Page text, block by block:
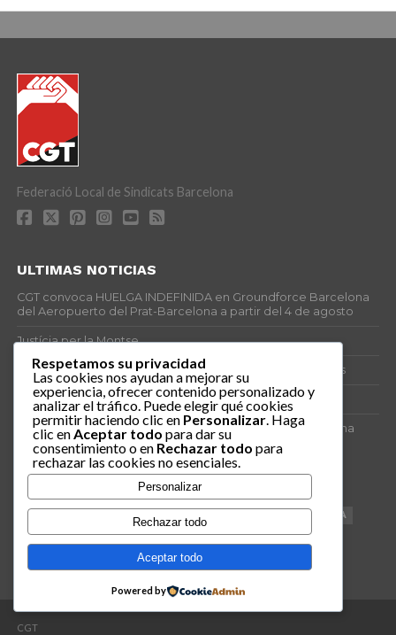
Federació Local de Sindicats Barcelona
ULTIMAS NOTICIAS
CGT convoca HUELGA INDEFINIDA en Groundforce Barcelona
del Aeropuerto del Prat-Barcelona a partir del 4 de agosto
Justícia per la Montse
25J – Día Mundial para la Prevención de los Ahogamientos
ERE encubierto en H&M Concentrix
Actes centrals 90 aniversari revolució social 1936. Programa
central i per dies. Materials de venda.
VAGA TELEMARKETING NETEJA
CONFERENCIA
DOCUMENTAL
SANITAT CATSALUT 061 ANTI-MWC
CGT
Respetamos su privacidad
Las cookies nos ayudan a mejorar su
experiencia, ofrecer contenido personalizado y
analizar el tráfico. Puede elegir qué cookies
permitir haciendo clic en Personalizar . Haga
clic en Aceptar todo para dar su
consentimiento o en Rechazar todo para
rechazar las cookies no esenciales.
Personalizar
Rechazar todo
Aceptar todo
Powered by